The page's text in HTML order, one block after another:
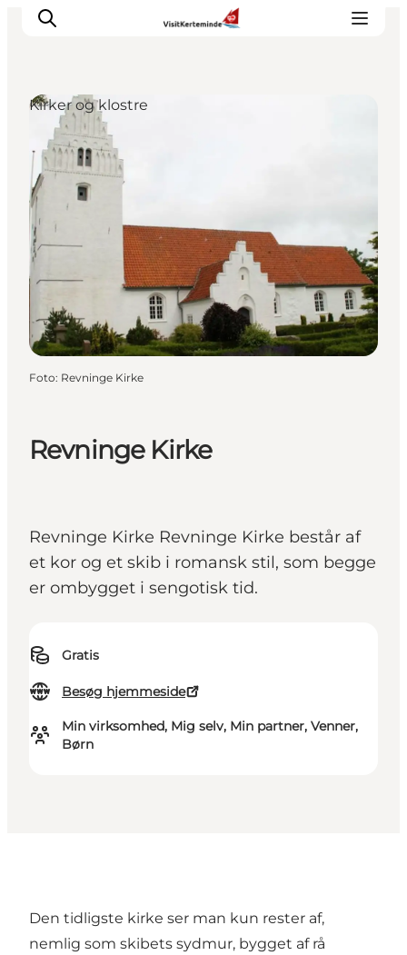
Oplevelser
Aktiviteter
Spis godt
Sov godt
Planlæg din ferie
Det sker
Sommerbus
Revninge Kirke
Revninge Kirke Revninge Kirke består af
et kor og et skib i romansk stil, som begge
er ombygget i sengotisk tid.
Gratis
Besøg hjemmeside
Min virksomhed, Mig selv, Min partner, Venner,
Børn
Kirker og klostre
Foto: Revninge Kirke
Den tidligste kirke ser man kun rester af,
nemlig som skibets sydmur, bygget af rå